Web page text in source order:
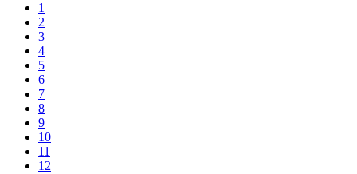
1
2
3
4
5
6
7
8
9
10
11
12